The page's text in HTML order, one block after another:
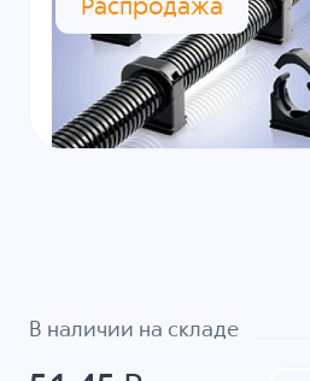
Распродажа
В наличии на складе